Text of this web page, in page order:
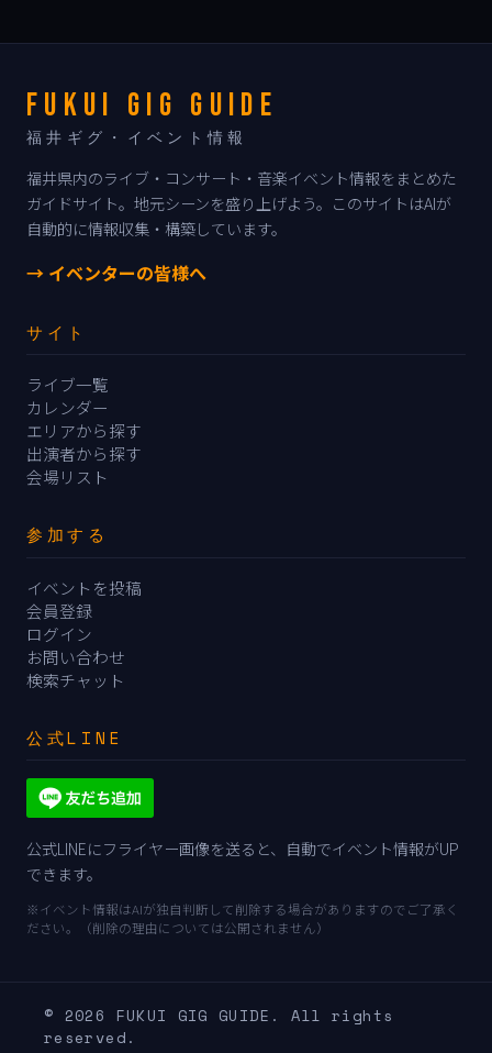
FUKUI GIG GUIDE
福井ギグ・イベント情報
福井県内のライブ・コンサート・音楽イベント情報をまとめた
ガイドサイト。地元シーンを盛り上げよう。このサイトはAIが
自動的に情報収集・構築しています。
→ イベンターの皆様へ
サイト
ライブ一覧
カレンダー
エリアから探す
出演者から探す
会場リスト
参加する
イベントを投稿
会員登録
ログイン
お問い合わせ
検索チャット
公式LINE
公式LINEにフライヤー画像を送ると、自動でイベント情報がUP
できます。
※イベント情報はAIが独自判断して削除する場合がありますのでご了承く
ださい。（削除の理由については公開されません）
© 2026 FUKUI GIG GUIDE. All rights
reserved.